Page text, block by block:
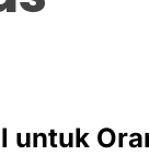
untuk